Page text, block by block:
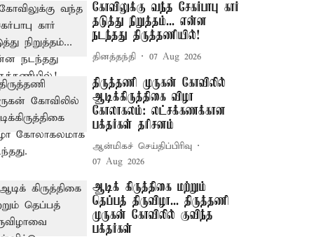
கோவிலுக்கு வந்த சேகர்பாபு கார்
தடுத்து நிறுத்தம்... என்ன
நடந்தது திருத்தணியில்!
தினத்தந்தி 07 Aug 2026
திருத்தணி முருகன் கோவிலில்
ஆடிக்கிருத்திகை விழா
கோலாகலம்: லட்சக்கணக்கான
பக்தர்கள் தரிசனம்
ஆன்மிகச் செய்திப்பிரிவு
07 Aug 2026
ஆடிக் கிருத்திகை மற்றும்
தெப்பத் திருவிழா... திருத்தணி
முருகன் கோவிலில் குவிந்த
பக்தர்கள்